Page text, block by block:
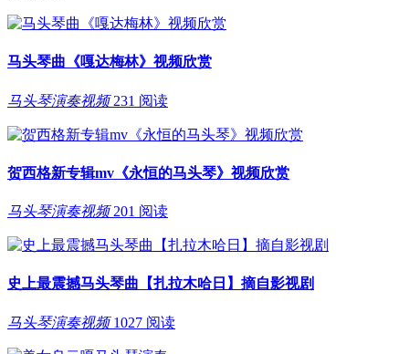
马头琴曲《嘎达梅林》视频欣赏
马头琴演奏视频 231 阅读
贺西格新专辑mv《永恒的马头琴》视频欣赏
马头琴演奏视频 201 阅读
史上最震撼马头琴曲【扎拉木哈日】摘自影视剧
马头琴演奏视频 1027 阅读